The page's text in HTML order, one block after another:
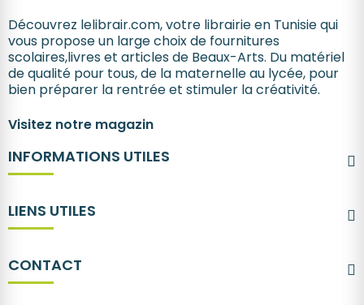
Découvrez lelibrair.com, votre librairie en Tunisie qui
vous propose un large choix de fournitures
scolaires,livres et articles de Beaux-Arts. Du matériel
de qualité pour tous, de la maternelle au lycée, pour
bien préparer la rentrée et stimuler la créativité.
Visitez notre magazin
INFORMATIONS UTILES
LIENS UTILES
CONTACT